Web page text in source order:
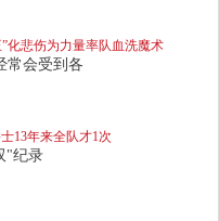
化悲伤为力量率队血洗魔术
常会受到各
13年来全队才1次
"纪录